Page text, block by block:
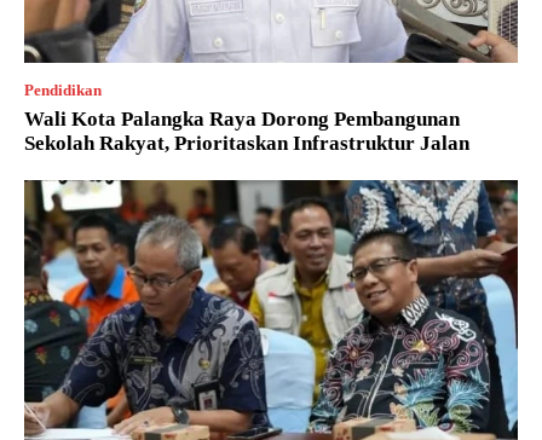
Pendidikan
Wali Kota Palangka Raya Dorong Pembangunan
Sekolah Rakyat, Prioritaskan Infrastruktur Jalan